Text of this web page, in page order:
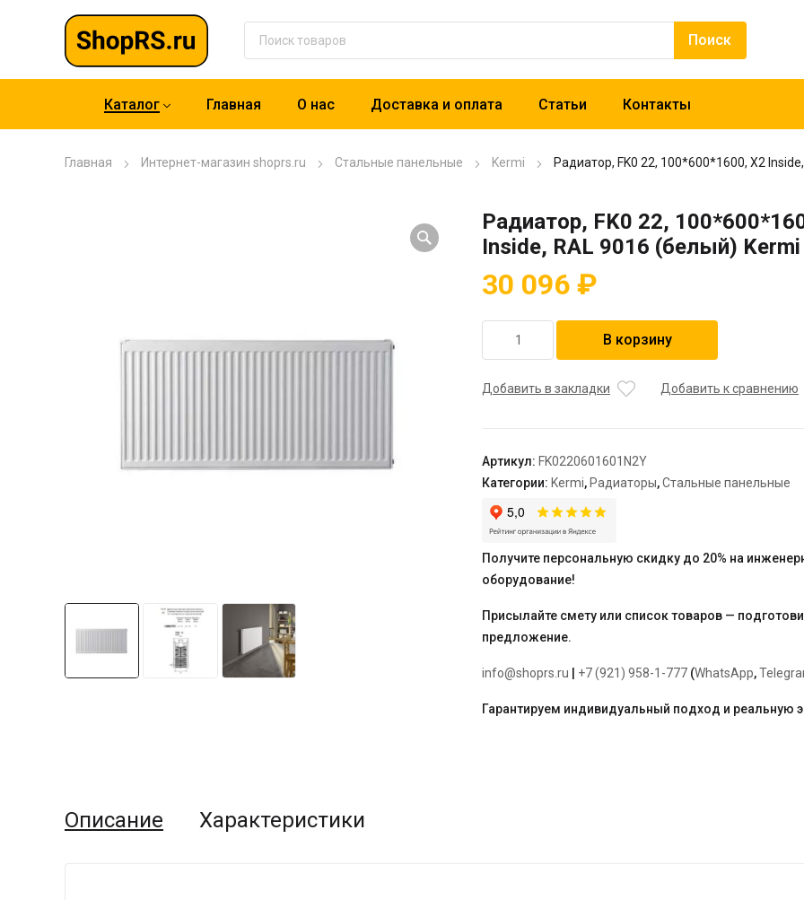
Каталог Главная О нас Доставка и оплата Статьи Контакты
Главная Интернет-магазин shoprs.ru Стальные панельные Kermi Радиатор, FK0 22, 100*600*1600, X2
Радиатор, FK0 22,
Inside, RAL 9016 (белый) Kermi
30 096 ₽
товара
FK0
Inside,
RAL
9016
(белый)
В корзину
Добавить в закладки Добавить к сравнению
Артикул: FK0220601601N2Y
Категории: Kermi, Радиаторы,Стальные панельные
Получите персональную скидку до 20% на
оборудование!
Присылайте смету или список товаров —
предложение.
info@shoprs.ru +7 (921) 958-1-777 (WhatsApp,
Гарантируем индивидуальный подход и реальную
Описание Характеристики